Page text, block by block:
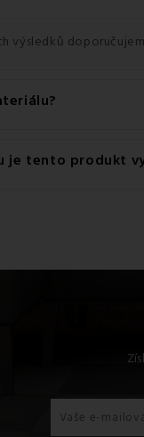
výsledků
pro tento
je tento produkt